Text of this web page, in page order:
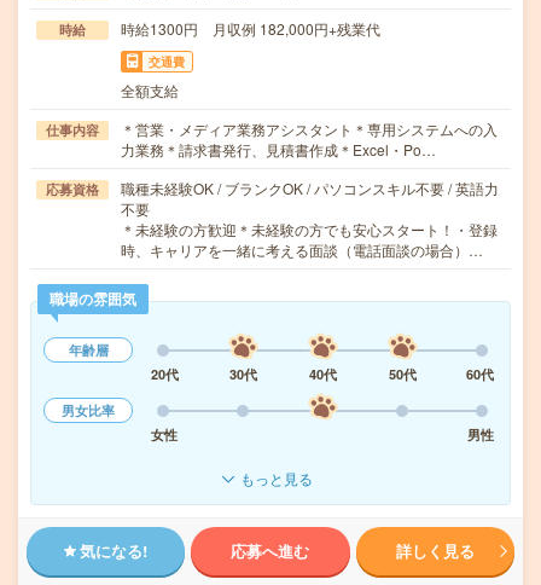
時給 時給1300円 月収例 182,000円+残業代
交通費
全額支給
仕事内容
＊営業・メディア業務アシスタント＊専用システムへの入
力業務＊請求書発行、見積書作成＊Excel・Po…
応募資格
職種未経験OK / ブランクOK / パソコンスキル不要 / 英語力
不要
＊未経験の方歓迎＊未経験の方でも安心スタート！・登録
時、キャリアを一緒に考える面談（電話面談の場合）…
職場の雰囲気
年齢層
20代
30代 40代 50代
60代
男女比率
女性
男性
もっと見る
気になる! 応募へ進む 詳しく見る